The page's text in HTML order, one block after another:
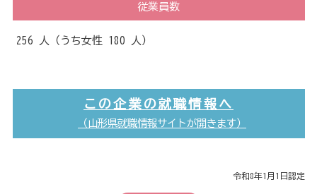
従業員数
256 人（うち女性 180 人）
この企業の就職情報へ
（山形県就職情報サイトが開きます）
令和8年1月1日認定